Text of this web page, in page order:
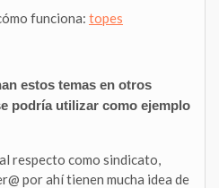
funciona: topes
estos temas en otros
podría utilizar como ejemplo
respecto como sindicato,
por ahí tienen mucha idea de